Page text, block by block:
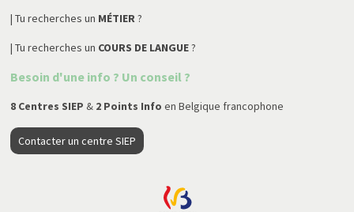
| Tu recherches un MÉTIER?
| Tu recherches un COURS DE LANGUE?
Besoin d'une info ? Un conseil ?
8 Centres SIEP & 2 Points Info en Belgique francophone
Contacter un centre SIEP